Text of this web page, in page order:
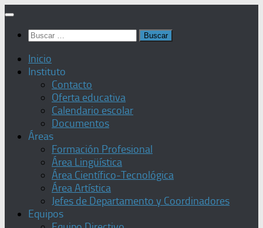
Saltar
contenido
Buscar:
Inicio
Instituto
Contacto
Oferta educativa
Calendario escolar
Documentos
Áreas
Formación Profesional
Área Lingüística
Área Científico-Tecnológica
Área Artística
Jefes de Departamento y Coordinadores
Equipos